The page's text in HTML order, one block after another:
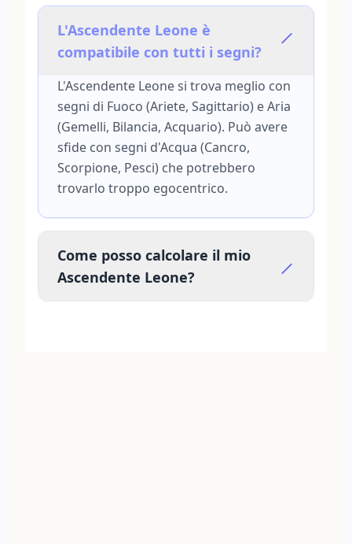
L'Ascendente Leone è
compatibile con tutti i segni?
L'Ascendente Leone si trova meglio con
segni di Fuoco (Ariete, Sagittario) e Aria
(Gemelli, Bilancia, Acquario). Può avere
sfide con segni d'Acqua (Cancro,
Scorpione, Pesci) che potrebbero
trovarlo troppo egocentrico.
Come posso calcolare il mio
Ascendente Leone?